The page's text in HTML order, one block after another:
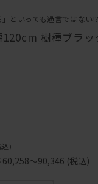
といっても過言ではない!?
120cm 樹種ブラ
込)
60,258～90,346 (税込)